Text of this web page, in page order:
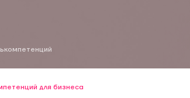
для бизнеса